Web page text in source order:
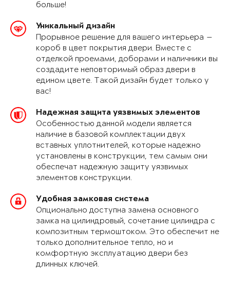
больше!
Уникальный дизайн
Прорывное решение для вашего интерьера —
короб в цвет покрытия двери. Вместе с
отделкой проемами, доборами и наличники вы
создадите неповторимый образ двери в
едином цвете. Такой дизайн будет только у
вас!
Надежная защита уязвимых элементов
Особенностью данной модели является
наличие в базовой комплектации двух
вставных уплотнителей, которые надежно
установлены в конструкции, тем самым они
обеспечат надежную защиту уязвимых
элементов конструкции.
Удобная замковая система
Опционально доступна замена основного
замка на цилиндровый, сочетание цилиндра с
композитным термоштоком. Это обеспечит не
только дополнительное тепло, но и
комфортную эксплуатацию двери без
длинных ключей.